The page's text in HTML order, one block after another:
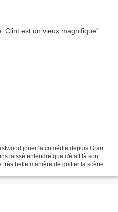
jouer la comédie depuis Gran
laissé entendre que c'était là son
belle manière de quitter la scène.